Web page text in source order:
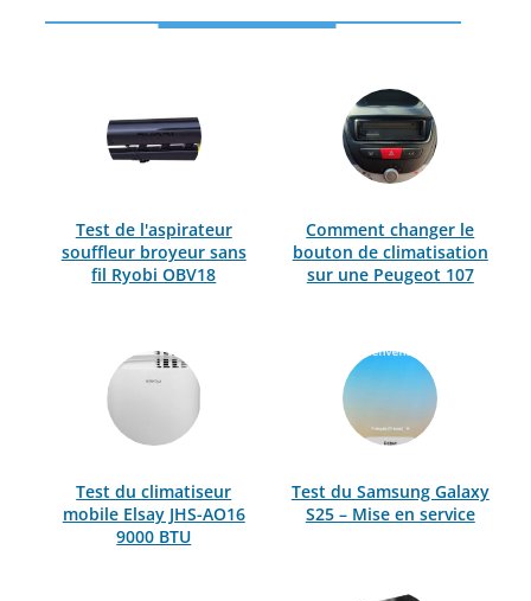
Test de l'aspirateur
souffleur broyeur sans
fil Ryobi OBV18
Comment changer le
bouton de climatisation
sur une Peugeot 107
Test du climatiseur
mobile Elsay JHS-AO16
9000 BTU
Test du Samsung Galaxy
S25 – Mise en service